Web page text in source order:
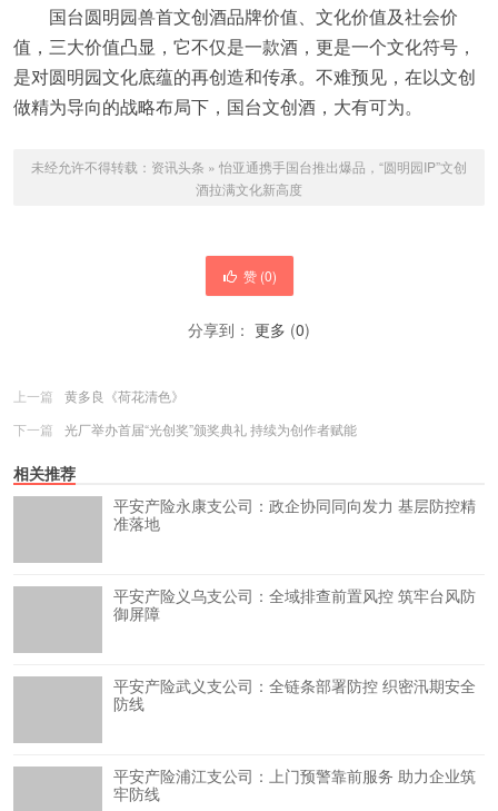
国台圆明园兽首文创酒品牌价值、文化价值及社会价
值，三大价值凸显，它不仅是一款酒，更是一个文化符号，
是对圆明园文化底蕴的再创造和传承。不难预见，在以文创
做精为导向的战略布局下，国台文创酒，大有可为。
未经允许不得转载： 资讯头条 » 怡亚通携手国台推出爆品，“圆明园IP”文创
酒拉满文化新高度
赞 (0)
分享到： 更多 (0)
上一篇
黄多良《荷花清色》
下一篇
光厂举办首届“光创奖”颁奖典礼 持续为创作者赋能
相关推荐
平安产险永康支公司：政企协同同向发力 基层防控精
准落地
平安产险义乌支公司：全域排查前置风控 筑牢台风防
御屏障
平安产险武义支公司：全链条部署防控 织密汛期安全
防线
平安产险浦江支公司：上门预警靠前服务 助力企业筑
牢防线